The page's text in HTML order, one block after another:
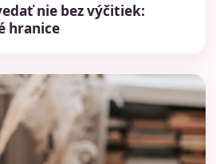
nie bez výčitiek:
hranice